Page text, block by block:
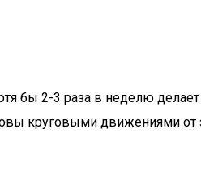
бы 2-3 раза в неделю
круговыми движениями от